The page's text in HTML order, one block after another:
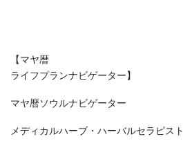
【マヤ暦
ライフプランナビゲーター】
マヤ暦ソウルナビゲーター
メディカルハーブ・ハーバルセラピスト